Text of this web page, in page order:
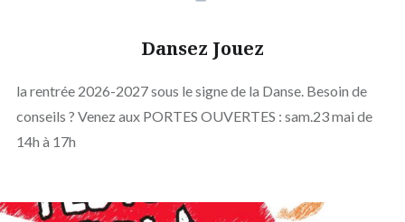
Dansez Jouez
la rentrée 2026-2027 sous le signe de la Danse. Besoin de
conseils ? Venez aux PORTES OUVERTES : sam.23 mai de
14h à 17h